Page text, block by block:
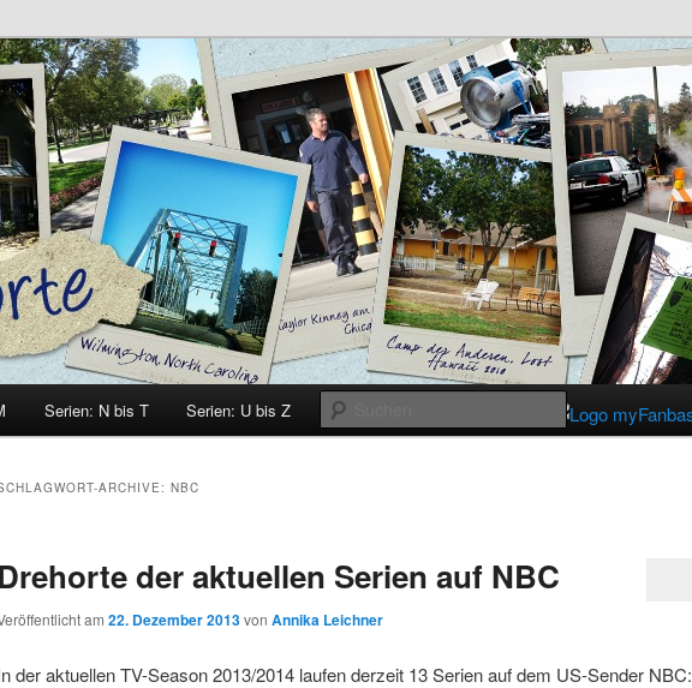
Suchen
Serien: N bis T Serien: U bis Z
ARCHIVE: NBC
Drehorte der aktuellen Serien auf NBC
am 22. Dezember 2013von Annika Leichner
der aktuellen TV-Season 2013/2014 laufen derzeit 13 Serien auf dem US-Sender NBC: